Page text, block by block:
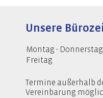
Unsere
Montag - Donnerstag
Freitag
Termine außerhalb
Vereinbarung